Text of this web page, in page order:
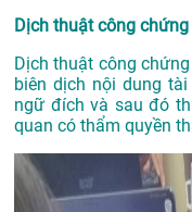
Dịch thuật công
Dịch thuật công
biên dịch nội dung
ngữ đích và sau đó
quan có thẩm quyền